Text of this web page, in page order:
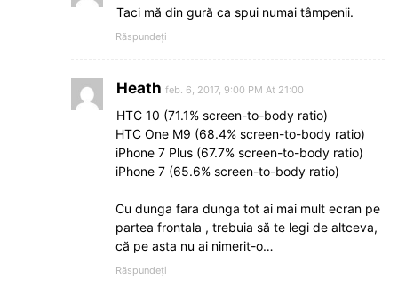
Taci mă din gură ca spui numai tâmpenii.
Răspundeți
Heath feb. 6, 2017, 9:00 PM At 21:00
HTC 10 (71.1% screen-to-body ratio)
HTC One M9 (68.4% screen-to-body ratio)
iPhone 7 Plus (67.7% screen-to-body ratio)
iPhone 7 (65.6% screen-to-body ratio)
Cu dunga fara dunga tot ai mai mult ecran pe
partea frontala , trebuia să te legi de altceva,
că pe asta nu ai nimerit-o…
Răspundeți